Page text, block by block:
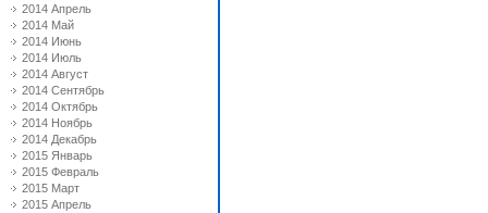
2014 Апрель
2014 Май
2014 Июнь
2014 Июль
2014 Август
2014 Сентябрь
2014 Октябрь
2014 Ноябрь
2014 Декабрь
2015 Январь
2015 Февраль
2015 Март
2015 Апрель